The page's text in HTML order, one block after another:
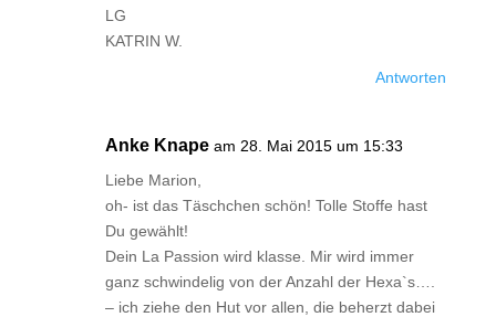
LG
KATRIN W.
Antworten
Anke Knape am 28. Mai 2015 um 15:33
Liebe Marion,
oh- ist das Täschchen schön! Tolle Stoffe hast
Du gewählt!
Dein La Passion wird klasse. Mir wird immer
ganz schwindelig von der Anzahl der Hexa`s….
– ich ziehe den Hut vor allen, die beherzt dabei